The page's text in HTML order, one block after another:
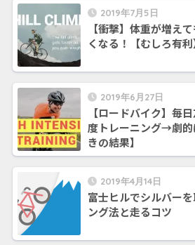
2019年7月5日
【衝撃】体重が増え
くなる！【むしろ有利
2019年6月27日
【ロードバイク】毎
度トレーニング→劇
きの結果】
2019年4月14日
富士ヒルでシルバー
ング法と走るコツ